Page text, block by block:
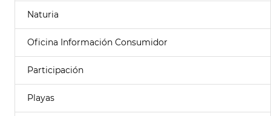
Naturia
Oficina Información Consumidor
Participación
Playas